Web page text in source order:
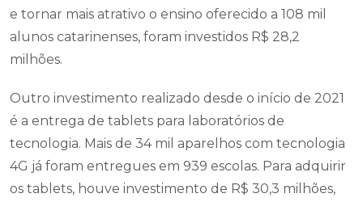
e tornar mais atrativo o ensino oferecido a 108 mil
alunos catarinenses, foram investidos R$ 28,2
milhões.
Outro investimento realizado desde o início de 2021
é a entrega de tablets para laboratórios de
tecnologia. Mais de 34 mil aparelhos com tecnologia
4G já foram entregues em 939 escolas. Para adquirir
os tablets, houve investimento de R$ 30,3 milhões,